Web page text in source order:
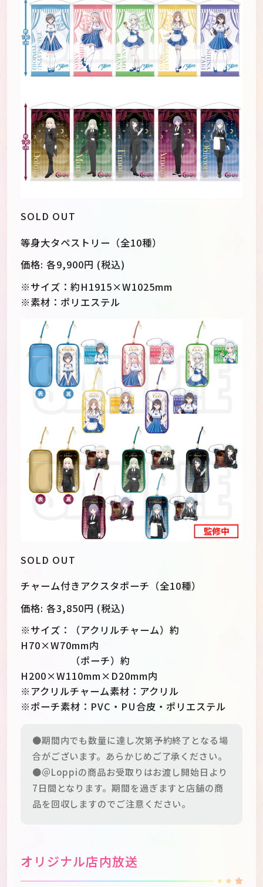
SOLD OUT
等身大タペストリー（全10種）
価格: 各9,900円 (税込)
※サイズ：約H1915×W1025mm
※素材：ポリエステル
SOLD OUT
チャーム付きアクスタポーチ（全10種）
価格: 各3,850円 (税込)
※サイズ：（アクリルチャーム）約
H70×W70mm内
（ポーチ）約
H200×W110mm×D20mm内
※アクリルチャーム素材：アクリル
※ポーチ素材：PVC・PU合皮・ポリエステル
●期間内でも数量に達し次第予約終了となる場
合がございます。あらかじめご了承ください。
●＠Loppiの商品お受取りはお渡し開始日より
7日間となります。期間を過ぎますと店舗の商
品を回収しますのでご注意ください。
オリジナル店内放送